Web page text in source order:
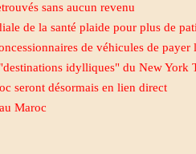
sans aucun revenu
de la santé plaide pour plus de
de véhicules de payer
idylliques" du New York
seront désormais en lien direct
Maroc